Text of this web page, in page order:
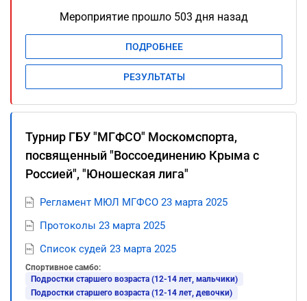
Мероприятие прошло 503 дня назад
ПОДРОБНЕЕ
РЕЗУЛЬТАТЫ
Турнир ГБУ "МГФСО" Москомспорта,
посвященный "Воссоединению Крыма с
Россией", "Юношеская лига"
Регламент МЮЛ МГФСО 23 марта 2025
Протоколы 23 марта 2025
Список судей 23 марта 2025
Спортивное самбо:
Подростки старшего возраста (12-14 лет, мальчики)
Подростки старшего возраста (12-14 лет, девочки)